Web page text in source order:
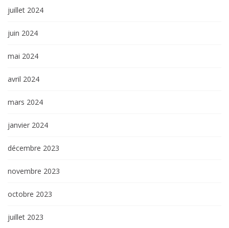
juillet 2024
juin 2024
mai 2024
avril 2024
mars 2024
janvier 2024
décembre 2023
novembre 2023
octobre 2023
juillet 2023